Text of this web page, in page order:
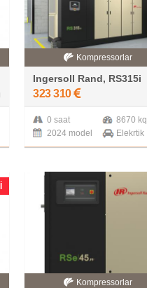
Kompressorlar
Ingersoll Rand, RS315i
323 310
0 saat
8670 kq
2024 model
Elekrtik
Kompressorlar